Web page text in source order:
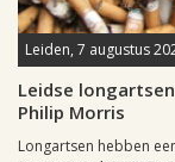
Leiden, 7 augustus
Leidse
Philip Morris
Longartsen hebben